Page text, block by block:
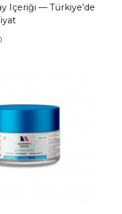
Içeriği — Türkiye’de